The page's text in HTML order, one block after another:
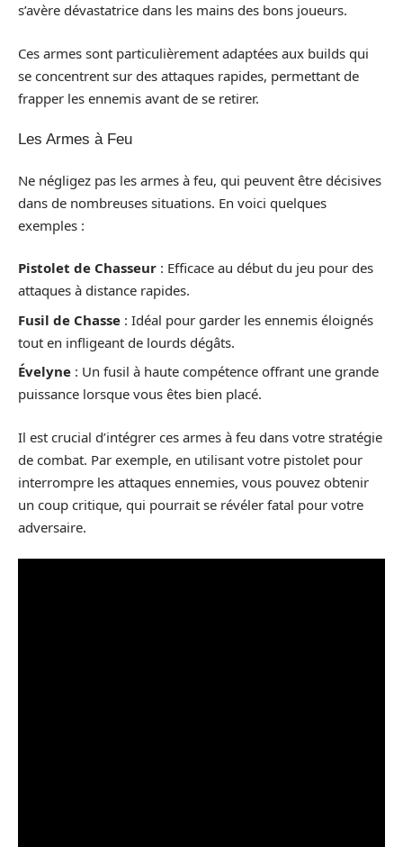
s’avère dévastatrice dans les mains des bons joueurs.
Ces armes sont particulièrement adaptées aux builds qui
se concentrent sur des attaques rapides, permettant de
frapper les ennemis avant de se retirer.
Les Armes à Feu
Ne négligez pas les armes à feu, qui peuvent être décisives
dans de nombreuses situations. En voici quelques
exemples :
Pistolet de Chasseur : Efficace au début du jeu pour des
attaques à distance rapides.
Fusil de Chasse : Idéal pour garder les ennemis éloignés
tout en infligeant de lourds dégâts.
Évelyne : Un fusil à haute compétence offrant une grande
puissance lorsque vous êtes bien placé.
Il est crucial d’intégrer ces armes à feu dans votre stratégie
de combat. Par exemple, en utilisant votre pistolet pour
interrompre les attaques ennemies, vous pouvez obtenir
un coup critique, qui pourrait se révéler fatal pour votre
adversaire.